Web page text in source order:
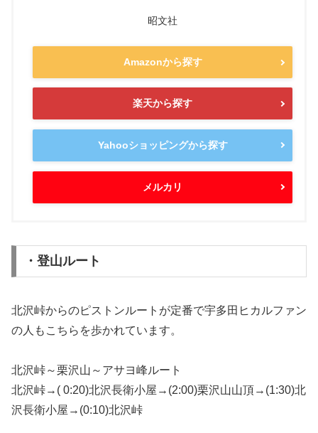
昭文社
Amazonから探す
楽天から探す
Yahooショッピングから探す
メルカリ
・登山ルート
北沢峠からのピストンルートが定番で宇多田ヒカルファン
の人もこちらを歩かれています。
北沢峠～栗沢山～アサヨ峰ルート
北沢峠→( 0:20)北沢長衛小屋→(2:00)栗沢山山頂→(1:30)北
沢長衛小屋→(0:10)北沢峠